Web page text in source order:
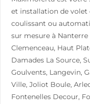
et installation de
coulissant ou
sur mesure à
Clemenceau, Haut
Damades La Source,
Goulvents, Langevin,
Ville, Joliot Boule,
Fontenelles Decour,